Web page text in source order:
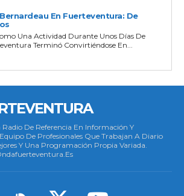
En Fuerteventura: De
Una Actividad Durante Unos Días De
Terminó Convirtiéndose En...
Radio De Referencia En Información Y
De Profesionales Que Trabajan A Diario
Y Una Programación Propia Variada.